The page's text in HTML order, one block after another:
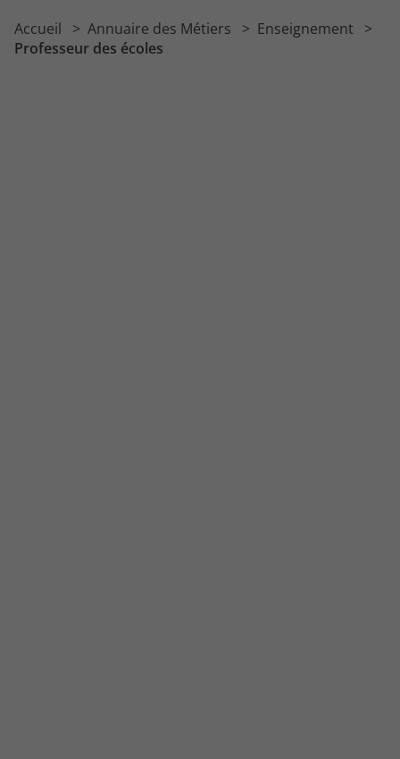
Accueil Annuaire des Métiers
Enseignement
Professeur des écoles